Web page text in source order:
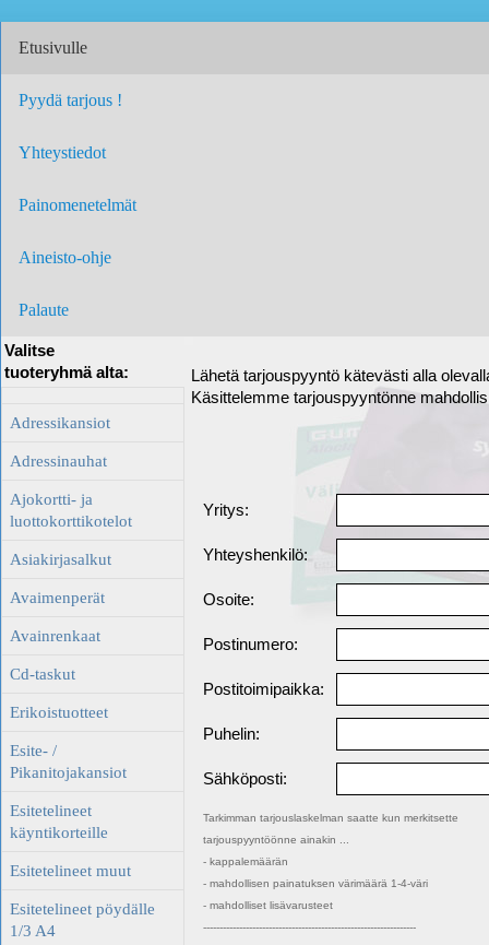
Etusivulle
Pyydä tarjous !
Yhteystiedot
Painomenetelmät
Aineisto-ohje
Palaute
Valitse
tuoteryhmä alta:
Adressikansiot
Adressinauhat
Ajokortti- ja
luottokorttikotelot
Asiakirjasalkut
Avaimenperät
Avainrenkaat
Cd-taskut
Erikoistuotteet
Esite- /
Pikanitojakansiot
Esitetelineet
käyntikorteille
Esitetelineet muut
Esitetelineet pöydälle
1/3 A4
Lähetä tarjouspyyntö kätevästi alla
Käsittelemme tarjouspyyntönne
Yritys:
Yhteyshenkilö:
Osoite:
Postinumero:
Postitoimipaikka:
Puhelin:
Sähköposti:
Tarkimman tarjouslaskelman saatte kun merkitsette
tarjouspyyntöönne ainakin ...
- kappalemäärän
- mahdollisen painatuksen värimäärä 1-4-väri
- mahdolliset lisävarusteet
-----------------------------------------------------------------